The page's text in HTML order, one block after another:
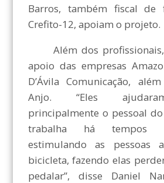
Barros, também fiscal de
Crefito-12, apoiam o projeto.
Além dos profissionais,
apoio das empresas
D’Ávila Comunicação,
Anjo. “Eles
principalmente o pessoal
trabalha há tempos
estimulando as pessoas
bicicleta, fazendo elas
pedalar”, disse Daniel